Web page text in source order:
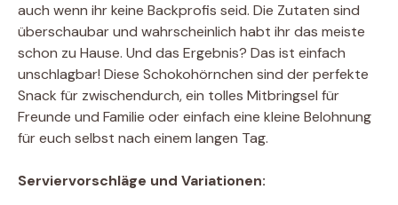
auch wenn ihr keine Backprofis seid. Die Zutaten sind
überschaubar und wahrscheinlich habt ihr das meiste
schon zu Hause. Und das Ergebnis? Das ist einfach
unschlagbar! Diese Schokohörnchen sind der perfekte
Snack für zwischendurch, ein tolles Mitbringsel für
Freunde und Familie oder einfach eine kleine Belohnung
für euch selbst nach einem langen Tag.
Serviervorschläge und Variationen: